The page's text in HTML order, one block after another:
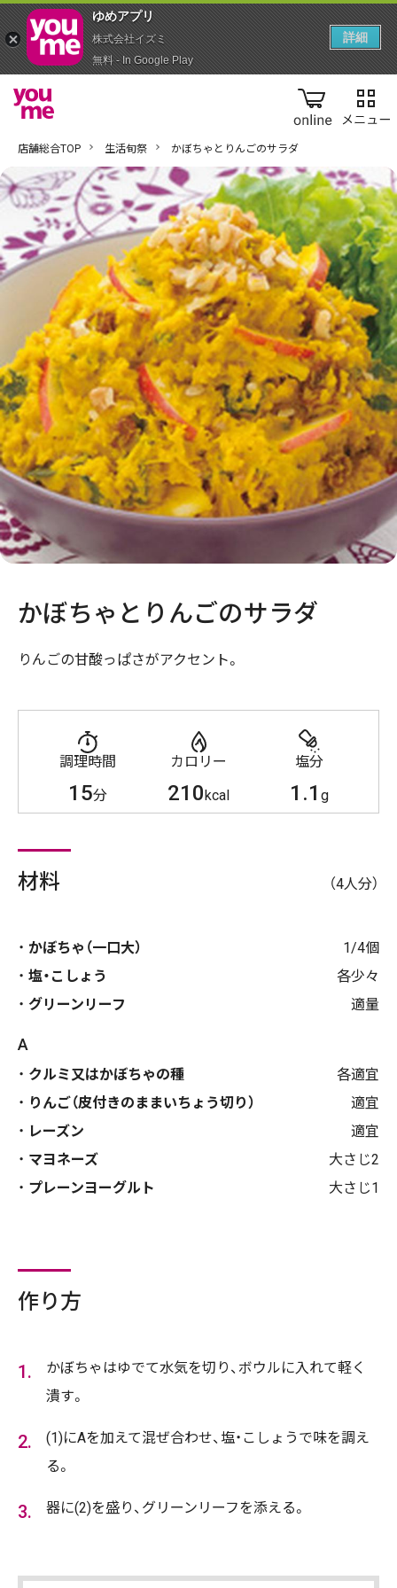
online
店舗総合TOP 生活旬祭 かぼちゃとりんごのサラダ
かぼちゃとりんごのサラダ
りんごの甘酸っぱさがアクセント。
調理時間
15分
カロリー
210kcal
塩分
1.1g
材料 （4人分）
かぼちゃ（一口大）
1/4個
塩・こしょう
各少々
グリーンリーフ
適量
A
クルミ又はかぼちゃの種
各適宜
りんご（皮付きのままいちょう切り）
適宜
レーズン
適宜
マヨネーズ
大さじ2
プレーンヨーグルト
大さじ1
作り方
かぼちゃはゆでて水気を切り、ボウルに入れて軽く
潰す。
(1)にAを加えて混ぜ合わせ、塩・こしょうで味を調え
る。
器に(2)を盛り、グリーンリーフを添える。
ゆめアプ‪リ‬
株式会社イズミ
無料 - In Google Play
詳細